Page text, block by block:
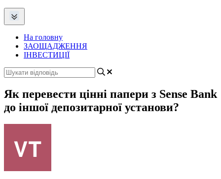
На головну
ЗАОЩАДЖЕННЯ
ІНВЕСТИЦІЇ
Як перевести цінні папери з Sense Bank
до іншої депозитарної установи?